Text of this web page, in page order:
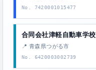
No. 7420001015477
合同会社津軽自動車学校
📍 青森県つがる市
No. 6420003002739